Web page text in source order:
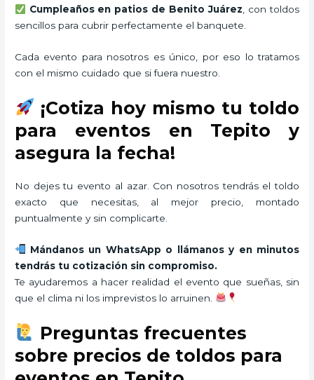
Cumpleaños en patios de Benito Juárez , con toldos
sencillos para cubrir perfectamente el banquete.
Cada evento para nosotros es único, por eso lo tratamos
con el mismo cuidado que si fuera nuestro.
¡Cotiza hoy mismo tu toldo
para eventos en Tepito y
asegura la fecha!
No dejes tu evento al azar. Con nosotros tendrás el toldo
exacto que necesitas, al mejor precio, montado
puntualmente y sin complicarte.
Mándanos un WhatsApp o llámanos y en minutos
tendrás tu cotización sin compromiso.
Te ayudaremos a hacer realidad el evento que sueñas, sin
que el clima ni los imprevistos lo arruinen.
Preguntas frecuentes
sobre precios de toldos para